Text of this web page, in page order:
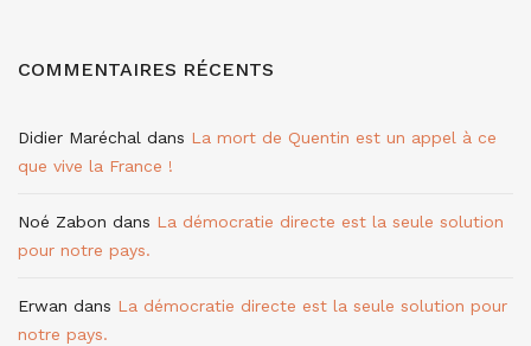
COMMENTAIRES RÉCENTS
Didier Maréchal dans La mort de Quentin est un appel à ce
que vive la France !
Noé Zabon dans La démocratie directe est la seule solution
pour notre pays.
Erwan dans La démocratie directe est la seule solution pour
notre pays.